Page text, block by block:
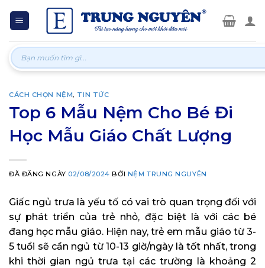
Tìm
kiếm:
CÁCH CHỌN NỆM, TIN TỨC
Top 6 Mẫu Nệm Cho Bé Đi
Học Mẫu Giáo Chất Lượng
ĐÃ ĐĂNG NGÀY 02/08/2024 BỞI NỆM TRUNG NGUYÊN
Giấc ngủ trưa là yếu tố có vai trò quan trọng đối với
sự phát triển của trẻ nhỏ, đặc biệt là với các bé
đang học mẫu giáo. Hiện nay, trẻ em mẫu giáo từ 3-
5 tuổi sẽ cần ngủ từ 10-13 giờ/ngày là tốt nhất, trong
khi thời gian ngủ trưa tại các trường là khoảng 2